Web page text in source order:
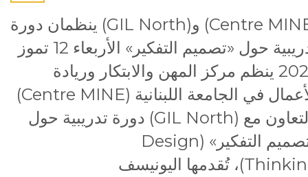
(Centre MINE) و(GIL North) ينظمان دورة
تدريبية حول «تصميم التفكير» الأربعاء 12 تموز
2023 ينظم مركز المهن والابتكار وريادة
الأعمال في الجامعة اللبنانية (Centre MINE)
بالتعاون مع (GIL North) دورة تدريبية حول
«تصميم التفكير» (Design
Thinking)، تُقدمها اليونيسف